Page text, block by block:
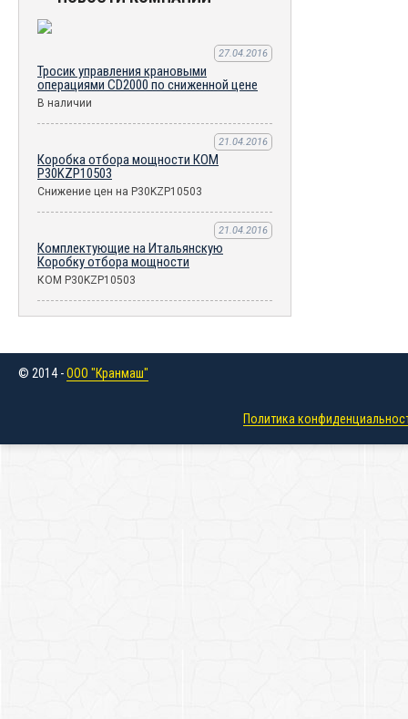
27.04.2016
Тросик управления крановыми
операциями CD2000 по сниженной цене
В наличии
21.04.2016
Коробка отбора мощности КОМ
P30KZP10503
Снижение цен на P30KZP10503
21.04.2016
Комплектующие на Итальянскую
Коробку отбора мощности
КОМ P30KZP10503
© 2014 -ООО "Кранмаш"
Политика